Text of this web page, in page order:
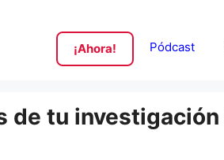
¡Ahora! Pódcast
de tu